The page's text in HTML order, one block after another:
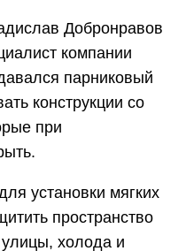
Добронравов
компании
парниковый
конструкции со
при
установки мягких
пространство
улицы, холода и